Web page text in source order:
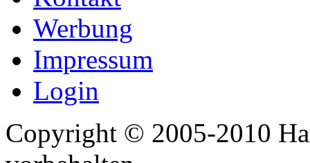
Werbung
Impressum
Login
Copyright © 2005-2010